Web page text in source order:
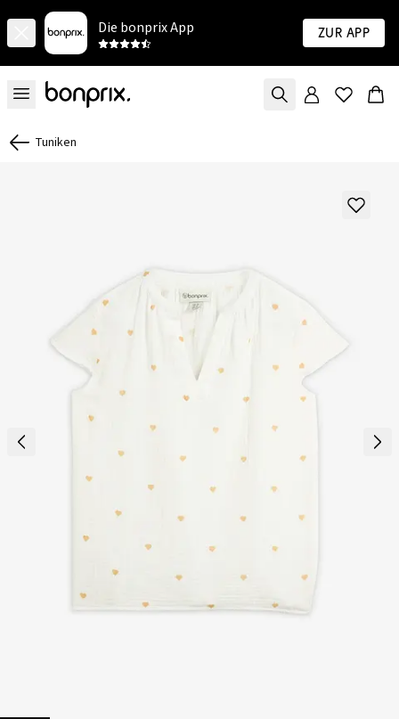
Die bonprix App Zur App
Tuniken